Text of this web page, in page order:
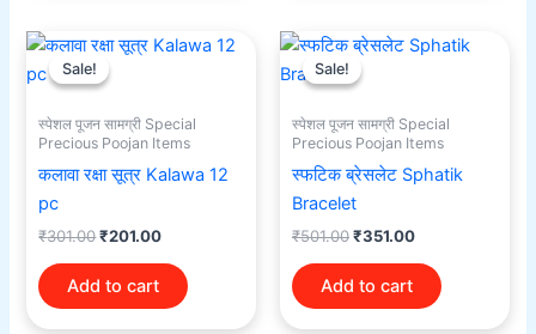
Sale!
Sale!
स्पेशल पूजन सामग्री Special
Precious Poojan Items
कलावा रक्षा सूत्र Kalawa 12
pc
₹301.00
Original
price
was:
₹201.00
Current
Add to cart
Sale!
Sale!
स्पेशल पूजन सामग्री Special
Precious Poojan Items
स्फटिक ब्रेसलेट Sphatik
Bracelet
₹501.00
Original
price
was:
₹351.00
Current
price
Add to cart